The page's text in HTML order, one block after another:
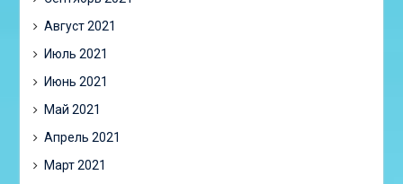
Август 2021
Июль 2021
Июнь 2021
Май 2021
Апрель 2021
Март 2021